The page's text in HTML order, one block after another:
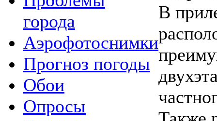
города
Аэрофотоснимки
Прогноз погоды
Обои
Опросы
В